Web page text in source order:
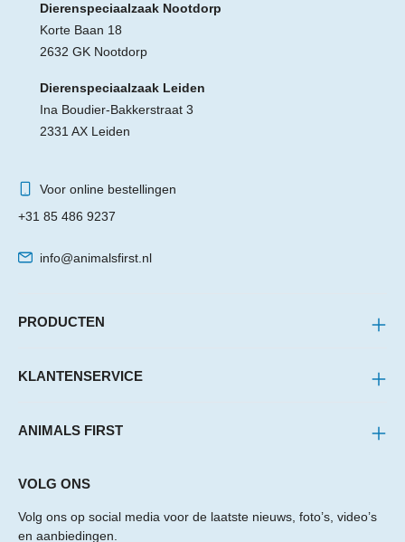
Dierenspeciaalzaak Nootdorp
Korte Baan 18
2632 GK Nootdorp
Dierenspeciaalzaak Leiden
Ina Boudier-Bakkerstraat 3
2331 AX Leiden
Voor online bestellingen
+31 85 486 9237
info@animalsfirst.nl
PRODUCTEN
KLANTENSERVICE
ANIMALS FIRST
VOLG ONS
Volg ons op social media voor de laatste nieuws, foto’s, video’s
en aanbiedingen.